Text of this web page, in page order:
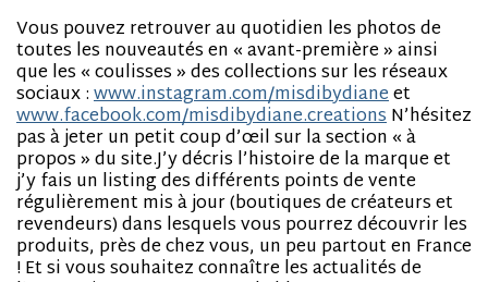
Vous pouvez retrouver au quotidien les photos de
toutes les nouveautés en « avant-première » ainsi
que les « coulisses » des collections sur les réseaux
sociaux :www.instagram.com/misdibydianeet
www.facebook.com/misdibydiane.creationsN’hésitez
pas à jeter un petit coup d’œil sur la section « à
propos » du site.J’y décris l’histoire de la marque et
j’y fais un listing des différents points de vente
régulièrement mis à jour (boutiques de créateurs et
revendeurs) dans lesquels vous pourrez découvrir les
produits, près de chez vous, un peu partout en France
! Et si vous souhaitez connaître les actualités de